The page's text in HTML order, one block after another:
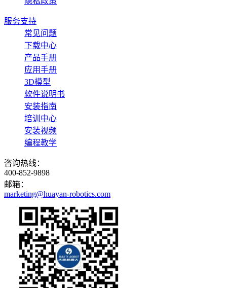
服务支持
常见问题
下载中心
产品手册
应用手册
3D模型
软件说明书
安装指南
培训中心
安装视频
编程教学
咨询热线：
400-852-9898
邮箱：
marketing@huayan-robotics.com